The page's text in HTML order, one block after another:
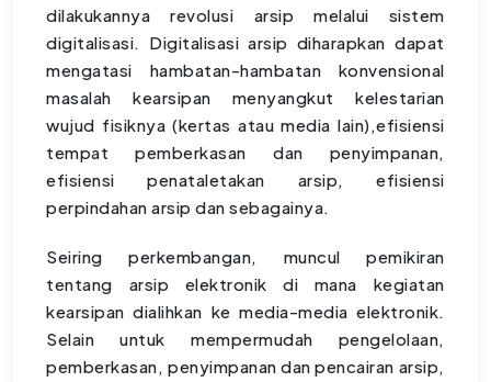
dilakukannya revolusi arsip melalui sistem
digitalisasi. Digitalisasi arsip diharapkan dapat
mengatasi hambatan-hambatan konvensional
masalah kearsipan menyangkut kelestarian
wujud fisiknya (kertas atau media lain),efisiensi
tempat pemberkasan dan penyimpanan,
efisiensi penataletakan arsip, efisiensi
perpindahan arsip dan sebagainya.
Seiring perkembangan, muncul pemikiran
tentang arsip elektronik di mana kegiatan
kearsipan dialihkan ke media-media elektronik.
Selain untuk mempermudah pengelolaan,
pemberkasan, penyimpanan dan pencairan arsip,